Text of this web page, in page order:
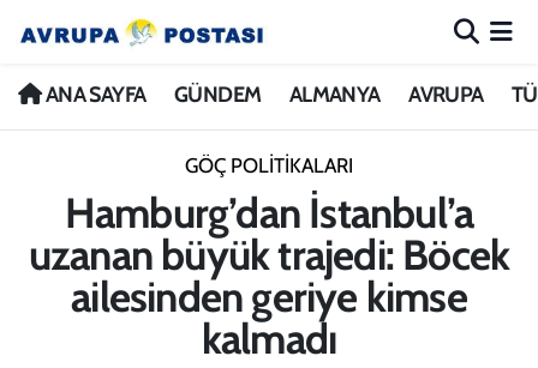
ANA SAYFA GÜNDEM ALMANYA AVRUPA
GÖÇ POLİTİKALARI
Hamburg’dan İstanbul’a
uzanan büyük trajedi: Böcek
ailesinden geriye kimse
kalmadı
ANA SAYFA
ALMANYA
AVRUPA
Nöbetçi Eczaneler
İstanbul Namaz Vakitleri
Trafik Durumu
Avrupa Ligi Puan Durumu ve Fikstür